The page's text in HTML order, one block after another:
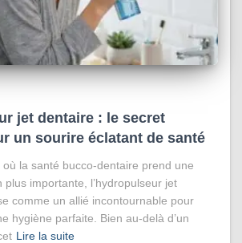
jet dentaire : le secret
un sourire éclatant de santé
la santé bucco-dentaire prend une
plus importante, l’hydropulseur jet
comme un allié incontournable pour
hygiène parfaite. Bien au-delà d’un
Lire la suite